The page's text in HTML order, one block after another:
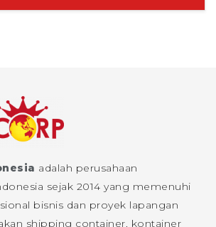
adalah perusahaan
sejak 2014 yang memenuhi
bisnis dan proyek lapangan
shipping container, kontainer